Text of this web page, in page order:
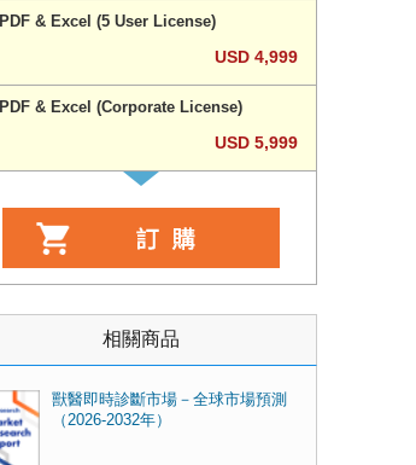
PDF & Excel (5 User License)
USD 4,999
PDF & Excel (Corporate License)
USD 5,999
相關商品
獸醫即時診斷市場－全球市場預測
（2026-2032年）